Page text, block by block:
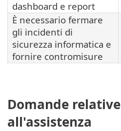
dashboard e report
È necessario fermare
gli incidenti di
sicurezza informatica e
fornire contromisure
Domande relative
all'assistenza